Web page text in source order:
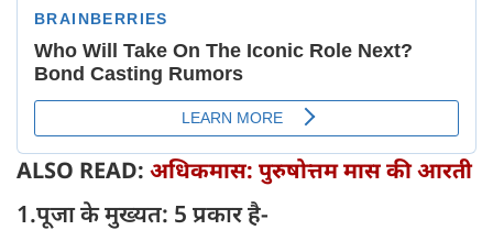
ALSO READ: अधिकमास: पुरुषोत्तम मास की आरती
1.पूजा के मुख्‍यत: 5 प्रकार है-